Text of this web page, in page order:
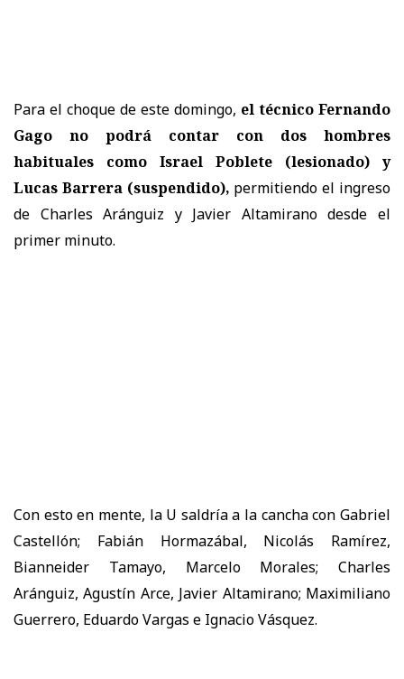
Para el choque de este domingo, el técnico Fernando
Gago no podrá contar con dos hombres
habituales
como Israel Poblete (lesionado) y
Lucas Barrera (suspendido), permitiendo el ingreso
de Charles Aránguiz y Javier Altamirano desde el
primer minuto.
Con esto en mente, la U saldría a la cancha con Gabriel
Castellón; Fabián Hormazábal, Nicolás Ramírez,
Bianneider Tamayo, Marcelo Morales; Charles
Aránguiz, Agustín Arce, Javier Altamirano; Maximiliano
Guerrero, Eduardo Vargas e Ignacio Vásquez.